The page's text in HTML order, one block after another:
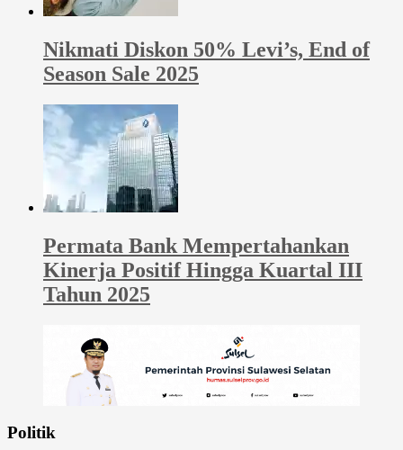
Nikmati Diskon 50% Levi’s, End of
Season Sale 2025
Permata Bank Mempertahankan
Kinerja Positif Hingga Kuartal III
Tahun 2025
Politik